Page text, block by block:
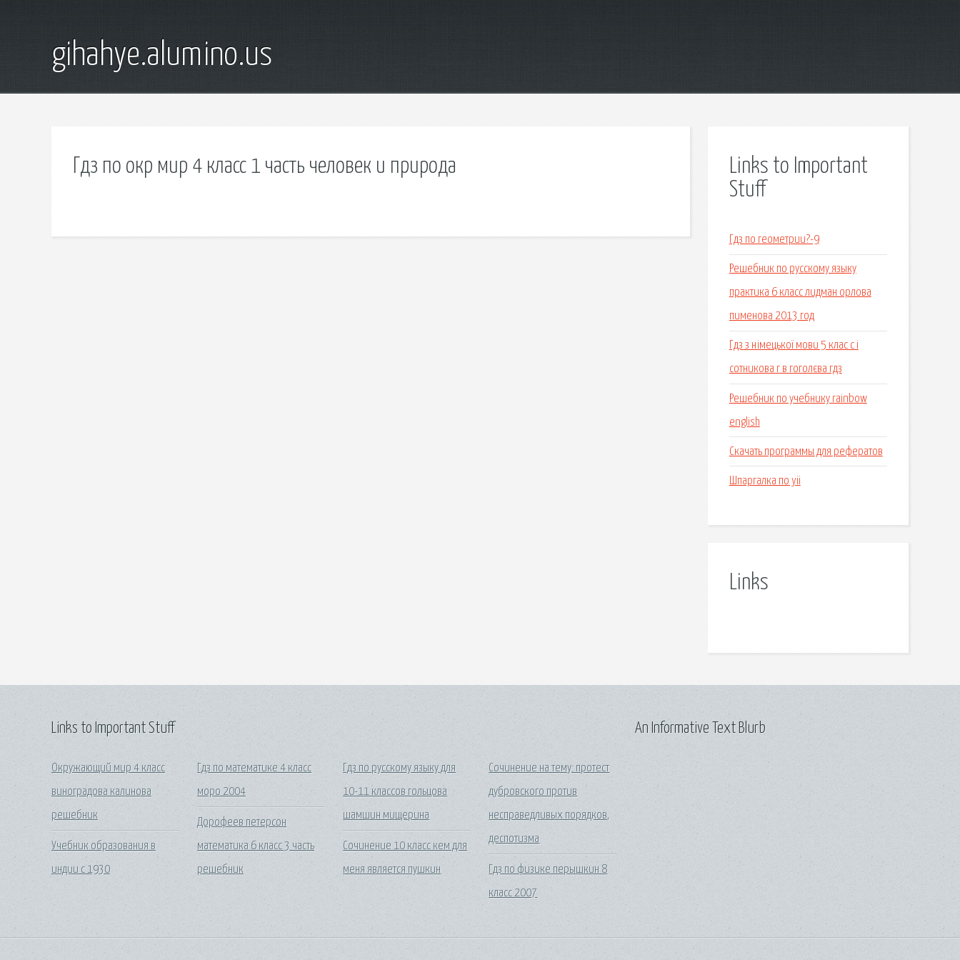
gihahye.alumino.us
Гдз по окр мир 4 класс 1 часть человек и природа
Links to Important
Stuff
Гдз по геометрии?-9
Решебник по русскому языку
практика 6 класс лидман орлова
пименова 2013 год
Гдз з німецької мови 5 клас с і
сотникова г в гоголєва гдз
Решебник по учебнику rainbow
english
Скачать программы для рефератов
Шпаргалка по yii
Links
Links to Important Stuff
Окружающий мир 4 класс
виноградова калинова
решебник
Учебник образования в
индии с 1930
Гдз по математике 4 класс
моро 2004
Дорофеев петерсон
математика 6 класс 3 часть
решебник
Гдз по русскому языку для
10-11 классов гольцова
шамшин мищерина
Сочинение 10 класс кем для
меня является пушкин
Сочинение на тему: протест
дубровского против
несправедливых порядков,
деспотизма
Гдз по физике перышкин 8
класс 2007
An Informative Text Blurb